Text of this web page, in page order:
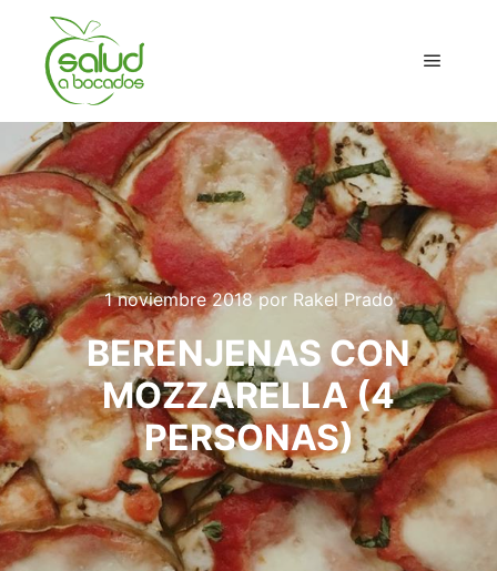
1 noviembre 2018por Rakel Prado
BERENJENAS CON
MOZZARELLA (4
PERSONAS)